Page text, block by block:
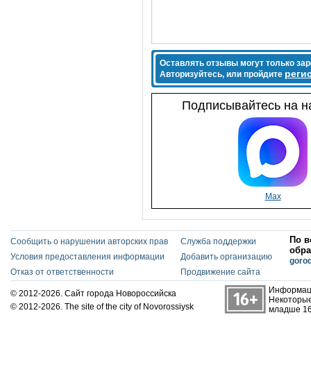
Оставлять отзывы могут только
Авторизуйтесь, или пройдите
Подписывайтесь на
Max
Сообщить о нарушении авторских прав
Условия предоставления информации
Отказ от ответственности
Служба поддержки
Добавить организацию
Продвижение сайта
По
© 2012-2026. Сайт города Новороссийска
© 2012-2026. The site of the city of Novorossiysk
младше